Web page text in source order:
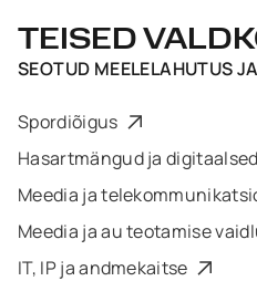
TEISED
SEOTUD MEELELAHUTUS
Spordiõigus
Hasartmängud ja
Meedia ja
Meedia ja au teotamise
IT, IP ja andmekaitse